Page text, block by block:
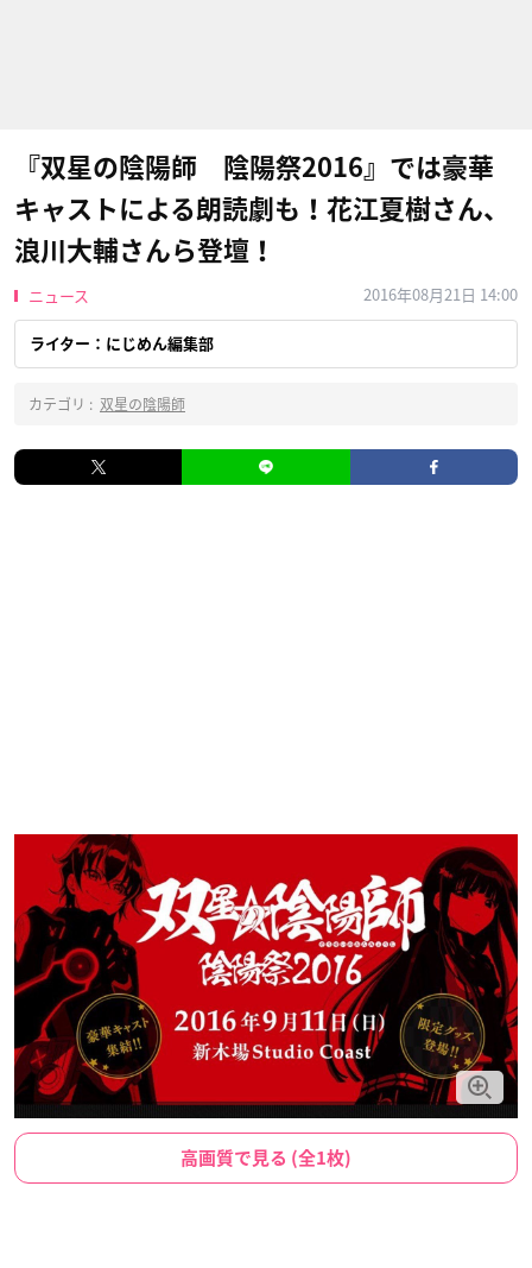
『双星の陰陽師 陰陽祭2016』では豪華
キャストによる朗読劇も！花江夏樹さん、
浪川大輔さんら登壇！
ニュース 2016年08月21日 14:00
ライター：にじめん編集部
カテゴリ : 双星の陰陽師
高画質で見る (全1枚)